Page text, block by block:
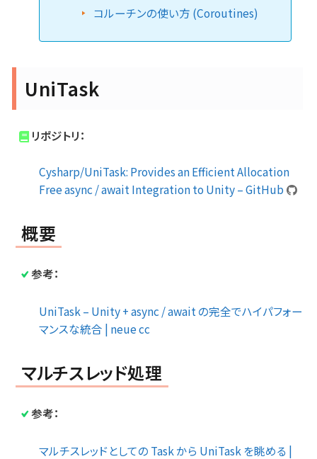
コルーチンの使い方 (Coroutines)
UniTask
リポジトリ：
Cysharp/UniTask: Provides an Efficient Allocation
Free async / await Integration to Unity – GitHub
概要
参考：
UniTask – Unity + async / await の完全でハイパフォー
マンスな統合 | neue cc
マルチスレッド処理
参考：
マルチスレッドとしての Task から UniTask を眺める |